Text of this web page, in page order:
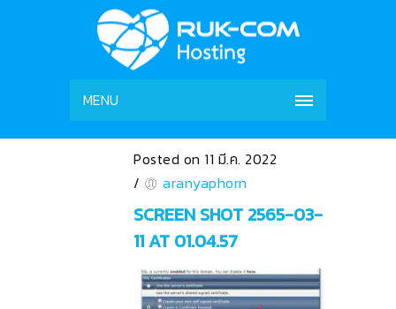
MENU
Posted on 11 มี.ค. 2022
/
aranyaphorn
SCREEN SHOT 2565-03-
11 AT 01.04.57